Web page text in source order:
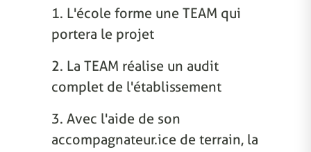
1. L'école forme une TEAM qui
portera le projet
2. La TEAM réalise un audit
complet de l'établissement
3. Avec l'aide de son
accompagnateur.ice de terrain, la